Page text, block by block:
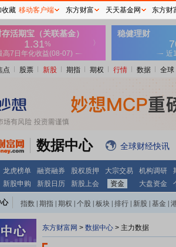
点 股票 新股 期指 期权 行情 数据 全球
数据中心 全球财经快讯
龙虎榜单 融资融券 股权质押 大宗交易 机构调研
新股申购 新股日历 新股上会 资金 大盘资金
指数 期指 期权 个股 板块 排行 新股 基金
东方财富网 > 数据中心 > 主力数据
收藏 移动客户端 东方财富 天天基金网 东方财